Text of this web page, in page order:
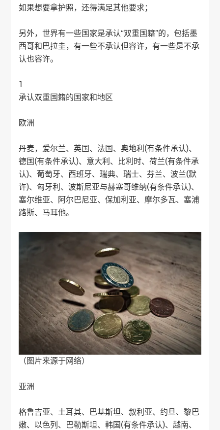
如果想要拿护照，还得满足其他要求；
另外，世界有一些国家是承认“双重国籍”的，包括墨
西哥和巴拉圭，有一些不承认但容许，有一些是不承
认也容许。
1
承认双重国籍的国家和地区
欧洲
丹麦，爱尔兰、英国、法国、奥地利(有条件承认)、
德国(有条件承认)、意大利、比利时、荷兰(有条件承
认)、葡萄牙、西班牙、瑞典、瑞士、芬兰、波兰(默
许)、匈牙利、波斯尼亚与赫塞哥维纳(有条件承认)、
塞尔维亚、阿尔巴尼亚、保加利亚、摩尔多瓦、塞浦
路斯、马耳他。
（图片来源于网络）
亚洲
格鲁吉亚、土耳其、巴基斯坦、叙利亚、约旦、黎巴
嫩、以色列、巴勒斯坦、韩国(有条件承认)、越南、